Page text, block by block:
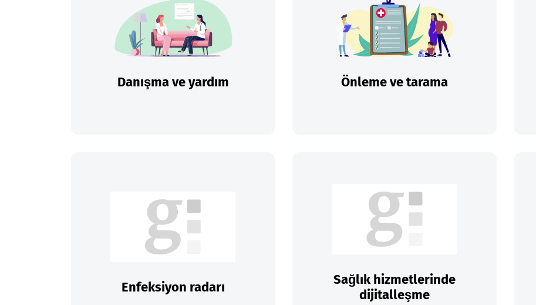
Danışma ve yardım Önleme ve tarama
Enfeksiyon radarı
Sağlık hizmetlerinde
dijitalleşme